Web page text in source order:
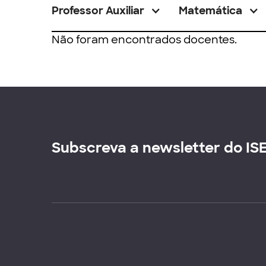
Professor Auxiliar Matemática
Não foram encontrados docentes.
Subscreva a newsletter do